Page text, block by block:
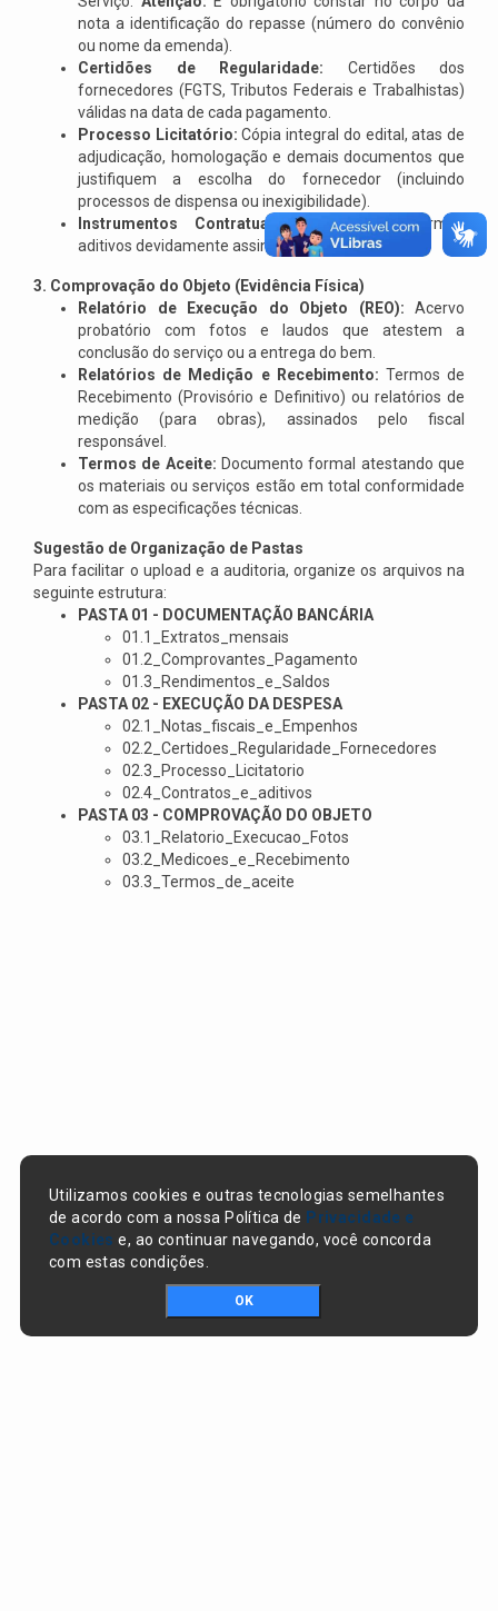
nota a identificação do repasse (número do convênio
ou nome da emenda).
Certidões de Regularidade: Certidões dos
fornecedores (FGTS, Tributos Federais e Trabalhistas)
válidas na data de cada pagamento.
Processo Licitatório: Cópia integral do edital, atas de
adjudicação, homologação e demais documentos que
justifiquem a escolha do fornecedor (incluindo
processos de dispensa ou inexigibilidade).
Instrumentos Contratuais:Contratos e termos
aditivos devidamente assinados.
3. Comprovação do Objeto (Evidência Física)
Relatório de Execução do Objeto (REO): Acervo
probatório com fotos e laudos que atestem a
conclusão do serviço ou a entrega do bem.
Relatórios de Medição e Recebimento: Termos de
Recebimento (Provisório e Definitivo) ou relatórios de
medição (para obras), assinados pelo fiscal
responsável.
Termos de Aceite: Documento formal atestando que
os materiais ou serviços estão em total conformidade
com as especificações técnicas.
Sugestão de Organização de Pastas
Para facilitar o upload e a auditoria, organize os arquivos na
seguinte estrutura:
PASTA 01 - DOCUMENTAÇÃO BANCÁRIA
01.1_Extratos_mensais
01.2_Comprovantes_Pagamento
01.3_Rendimentos_e_Saldos
PASTA 02 - EXECUÇÃO DA DESPESA
02.1_Notas_fiscais_e_Empenhos
02.2_Certidoes_Regularidade_Fornecedores
02.3_Processo_Licitatorio
02.4_Contratos_e_aditivos
PASTA 03 - COMPROVAÇÃO DO OBJETO
03.1_Relatorio_Execucao_Fotos
03.2_Medicoes_e_Recebimento
03.3_Termos_de_aceite
Utilizamos cookies e outras tecnologias semelhantes
de acordo com a nossa Política de Privacidade e
Cookies e, ao continuar navegando, você concorda
com estas condições.
OK